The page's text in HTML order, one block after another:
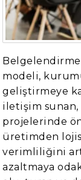
modeli,
geliştirmeye
iletişim
projelerinde
üretimden
verimliliğini
azaltmaya